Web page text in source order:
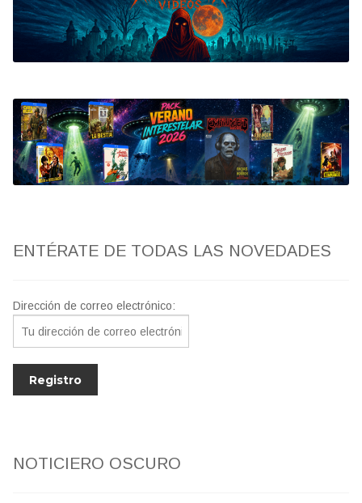
Bluray
Clasificada S
artwork
fantaterror
Jesús Franco
ENTÉRATE DE TODAS LAS NOVEDADES
Dirección de correo electrónico:
NOTICIERO OSCURO